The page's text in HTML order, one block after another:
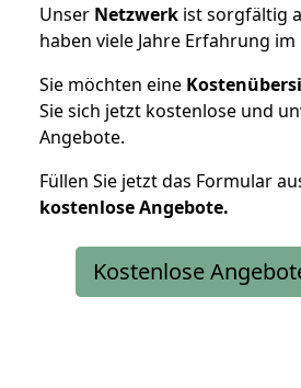
Unser Netzwerk ist sorgfältig
haben viele Jahre Erfahrung
Sie möchten eine
Sie sich jetzt kostenlose und
Angebote.
Füllen Sie jetzt das Formular
kostenloseAngebote.
Kostenlose